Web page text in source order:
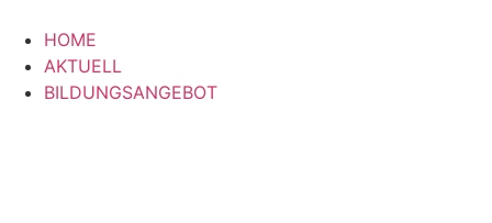
Inhalt
springen
HOME
AKTUELL
BILDUNGSANGEBOT